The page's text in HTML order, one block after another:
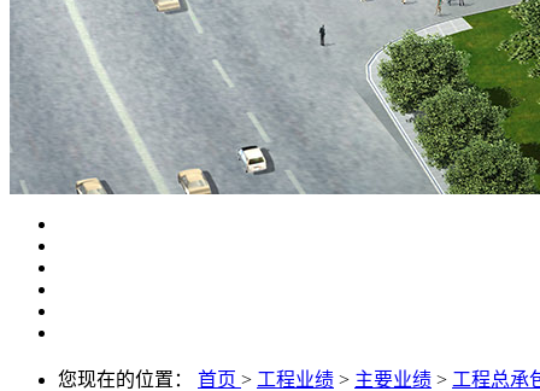
您现在的位置： 首页 > 工程业绩 > 主要业绩 > 工程总承